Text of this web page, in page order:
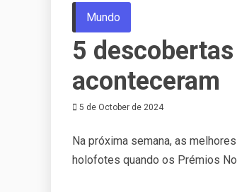
Mundo
5
aconteceram
5 de October de 2024
Na próxima semana, as
holofotes quando os Prémios